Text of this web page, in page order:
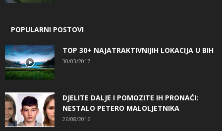
POPULARNI POSTOVI
TOP 30+ NAJATRAKTIVNIJIH LOKACIJA U BIH
30/03/2017
DJELITE DALJE I POMOZITE IH PRONAĆI:
NESTALO PETERO MALOLJETNIKA
26/08/2016